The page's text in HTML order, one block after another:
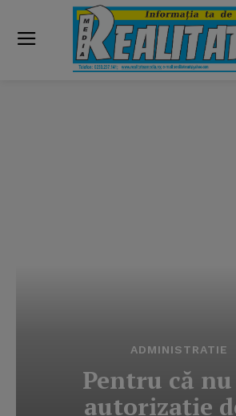
ADMINISTRATIE
Pentru că
autorizaţie